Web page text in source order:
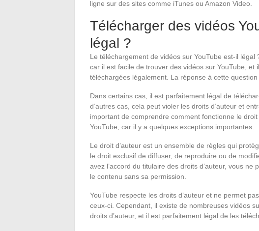
ligne sur des sites comme iTunes ou Amazon Video.
Télécharger des vidéos
légal ?
Le téléchargement de vidéos sur YouTube est-il légal
car il est facile de trouver des vidéos sur YouTube, et
téléchargées légalement. La réponse à cette
Dans certains cas, il est parfaitement légal de
d’autres cas, cela peut violer les droits d’auteur et
important de comprendre comment fonctionne le
YouTube, car il y a quelques exceptions importantes.
Le droit d’auteur est un ensemble de règles qui
le droit exclusif de diffuser, de reproduire ou de
avez l’accord du titulaire des droits d’auteur, vous
le contenu sans sa permission.
YouTube respecte les droits d’auteur et ne permet
ceux-ci. Cependant, il existe de nombreuses vidéos
droits d’auteur, et il est parfaitement légal de les